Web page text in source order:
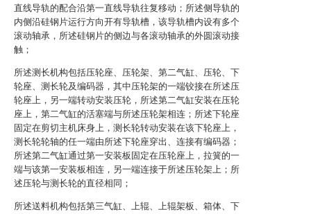
直线导轨的配合沿第一直线导轨往复移动；所述侧导轨的
内侧沿硅钢片运行方向开有导轨槽，该导轨槽内设有多个
滚动轴承，所述硅钢片的侧边与各滚动轴承的外圆滚动接
触；
所述测长机构包括压轮座、压轮架、第二气缸、压轮、下
轮座、测长轮及编码器，其中压轮架的一端铰接在所述压
轮座上，另一端转动安装压轮，所述第二气缸安装在压轮
座上，第二气缸的活塞端与所述压轮架相连；所述下轮座
固定在剪切主机床身上，测长轮转动安装在该下轮座上，
测长轮轮轴的任一端由所述下轮座穿出、连接有编码器；
所述第二气缸通过第一安装板固定在压轮座上，拉簧的一
端与该第一安装板相连，另一端连接于所述压轮架上；所
述压轮与测长轮的直径相同；
所述送料机构包括第三气缸、上辊、上辊架板、箱体、下